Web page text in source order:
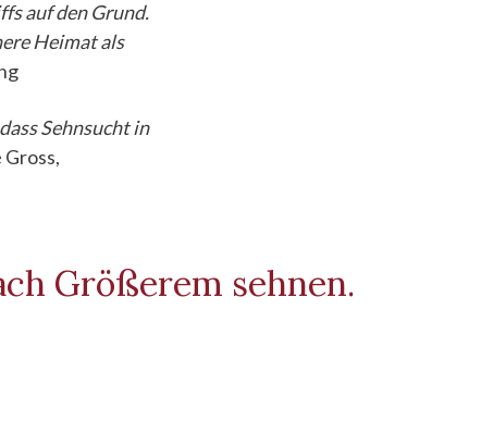
auf den Grund.
Heimat als
Sehnsucht in
Gross,
Größerem sehnen.